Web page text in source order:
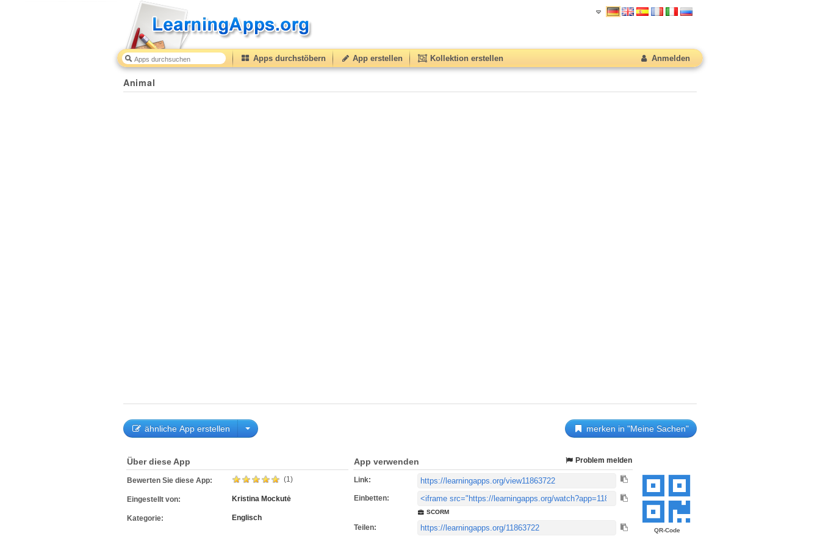
Apps durchstöbern App erstellen Kollektion erstellen Anmelden
Animal
ähnliche App erstellen merken in "Meine Sachen"
50(from10to50) based on ratings.
QR-Code
Über diese App
Bewerten Sie diese App: (1)
Eingestellt von: Kristina Mockutė
Kategorie: Englisch
App verwenden Problem melden
Link:
Einbetten:
SCORM
Teilen: